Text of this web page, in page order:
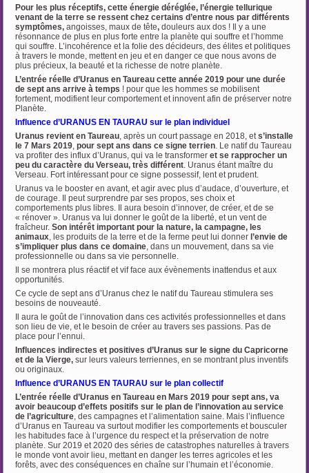
Pour les plus réceptifs, cette énergie déréglée, l’énergie tellurique
venant de la terre se ressent chez certains d’entre nous par différents
symptômes,angoisses, maux de tête,douleurs aux dos !
Il y a une
résonnance de plus en plus forte entre la planète qui souffre et l’homme
qui souffre. L’incohérence et la folie des décideurs, des élites et politiques
à travers le monde, mettent en jeu et en danger ce que nous avons de
plus précieux, la beauté et la richesse de notre planète.
L’entrée réelle d’Uranus en Taureau cette année 2019 pour une durée
de sept ans arrive à temps ! pour que les hommes se mobilisent
fortement, modifient leur comportement et innovent afin de préserver notre
Planète.
Influence d’URANUS EN TAURAU sur le plan individuel
Uranus revient en Taureau, après un court passage en 2018, ets’installe
le 7 Mars 2019,pour sept ans dans ce signe terrien. Le natif du Taureau
va profiter des influx d’Uranus, qui va le transformeret se rapprocher un
peu du caractère du Verseau, très différent. Uranus étant maître du
Verseau. Fort intéressant pour ce signe possessif, lent et prudent.
Uranus va le booster en avant, et agir avec plus d’audace, d’ouverture, et
de courage. Il peut surprendre par ses propos, ses choix et
comportements plus libres. Il aura besoin d’innover, de créer, et de se
« rénover ». Uranus va lui donner le goût de la liberté, et un vent de
fraîcheur.Son intérêt important pour la nature, la campagne, les
animaux, les produits de la terre et de la ferme peut lui donner l’envie de
s’impliquer plus dans ce domaine, dans un mouvement, dans sa vie
professionnelle ou dans sa vie personnelle.
Il se montrera plus réactif et vif face aux évènements inattendus et aux
opportunités.
Ce cycle de sept ans d’Uranus chez le natif du Taureau stimulera ses
besoins de nouveauté.
Il aura le goût de l’innovation dans ces activités professionnelles et dans
son lieu de vie, et le besoin de créer au travers ses passions. Pas de
place pour l’ennui.
Influences indirectes et positives d’Uranus sur le signe du Capricorne
et de la Vierge,sur leurs valeurs terriennes, en se montrant plus inventifs
ou originaux.
Influence d’URANUS EN TAURAU sur le plan collectif
L’entrée réelle d’Uranus en Taureau en Mars 2019 pour sept ans, va
avoir beaucoup d’effets positifs sur le plan de l’innovation au service
de l’agriculture, des campagnes et l’alimentation saine. Mais l’influence
d’Uranus en Taureau va surtout modifier les comportements et bousculer
les habitudes face à l’urgence du respect et la préservation de notre
planète. Sur 2019 et 2020 des séries de catastrophes naturelles à travers
le monde vont avoir lieu, mettant en danger les terres agricoles et les
forêts, avec des conséquences en chaîne sur l’humain et l’économie.